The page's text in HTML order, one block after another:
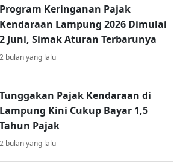
Program Keringanan Pajak
Kendaraan Lampung 2026 Dimulai
2 Juni, Simak Aturan Terbarunya
2 bulan yang lalu
Tunggakan Pajak Kendaraan di
Lampung Kini Cukup Bayar 1,5
Tahun Pajak
2 bulan yang lalu